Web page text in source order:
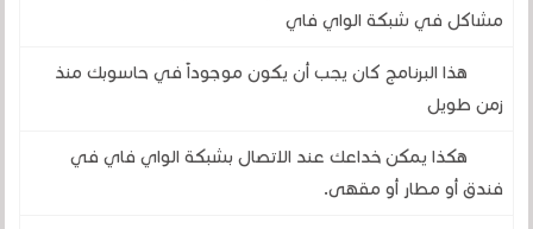
مشاكل في شبكة الواي فاي
هذا البرنامج كان يجب أن يكون موجوداً في حاسوبك منذ
زمن طويل
هكذا يمكن خداعك عند الاتصال بشبكة الواي فاي في
فندق أو مطار أو مقهى.